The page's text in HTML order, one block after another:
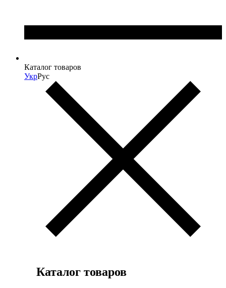
Каталог товаров
УкрРус
Каталог товаров